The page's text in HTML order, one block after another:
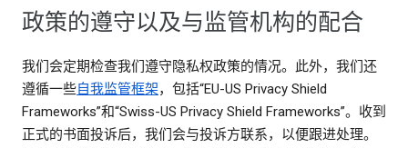
政策的遵守以及与监管机构的配合
我们会定期检查我们遵守隐私权政策的情况。此外，我们还
遵循一些自我监管框架，包括“EU-US Privacy Shield
Frameworks”和“Swiss-US Privacy Shield Frameworks”。收到
正式的书面投诉后，我们会与投诉方联系，以便跟进处理。